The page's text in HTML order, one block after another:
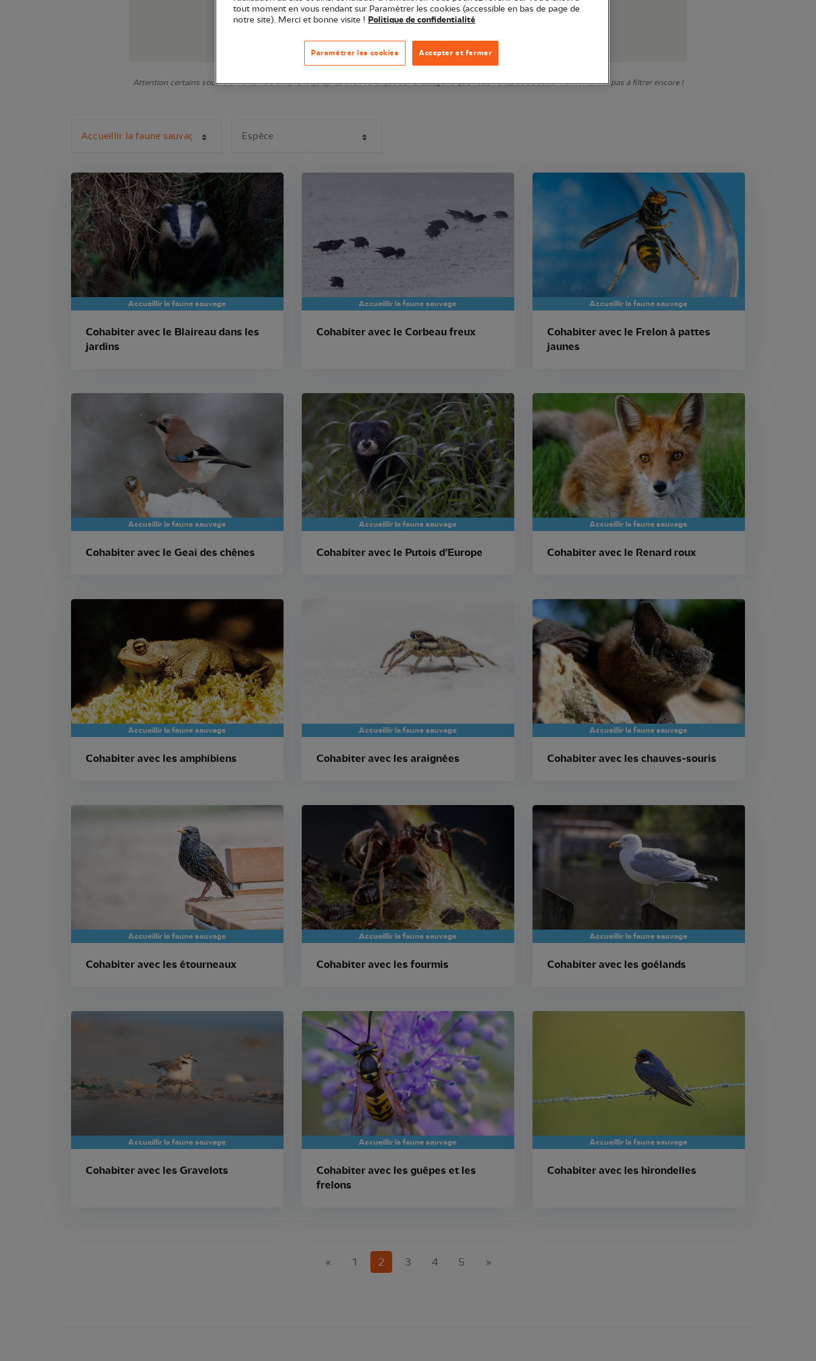
l'urbanisme et l'agriculture durables...
Attention certains sous-éléments ne s'affichent qu'après avoir re-cliqué sur la catégorie que vous venez de sélectionner. N'hésitez pas à filtrer encore !
Accueillir la faune sauvage
Cohabiter avec le Blaireau dans les
jardins
Accueillir la faune sauvage
Cohabiter avec le Corbeau freux
Accueillir la faune sauvage
Cohabiter avec le Frelon à pattes
jaunes
Accueillir la faune sauvage
Cohabiter avec le Geai des chênes
Accueillir la faune sauvage
Cohabiter avec le Putois d’Europe
Accueillir la faune sauvage
Cohabiter avec le Renard roux
Accueillir la faune sauvage
Cohabiter avec les amphibiens
Accueillir la faune sauvage
Cohabiter avec les araignées
Accueillir la faune sauvage
Cohabiter avec les chauves-souris
Accueillir la faune sauvage
Cohabiter avec les étourneaux
Accueillir la faune sauvage
Cohabiter avec les fourmis
Accueillir la faune sauvage
Cohabiter avec les goélands
Accueillir la faune sauvage
Cohabiter avec les Gravelots
Accueillir la faune sauvage
Cohabiter avec les guêpes et les
frelons
Accueillir la faune sauvage
Cohabiter avec les hirondelles
« 1 2 (current)
3 4 5 »
tout moment en vous rendant sur Paramétrer les cookies (accessible en bas de page de
notre site). Merci et bonne visite ! Politique de confidentialité
Accepter et fermer
Paramétrer les cookies